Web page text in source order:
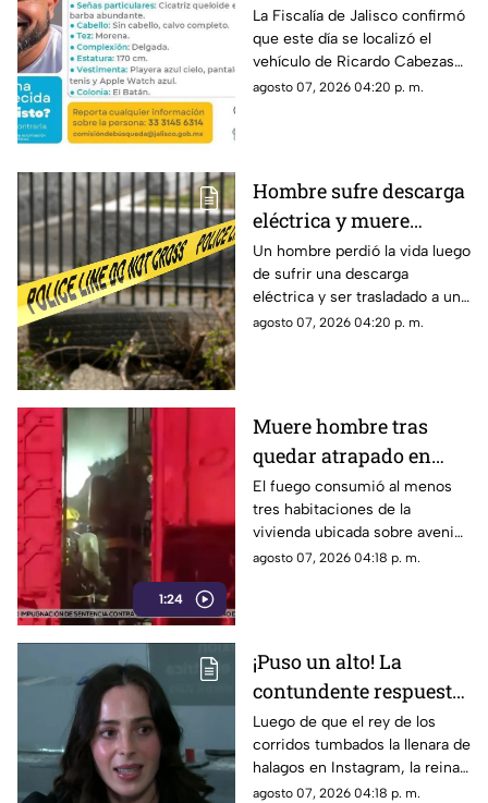
del vehículo en el que
viaja Ricardo Cabezas
Talavera cuando
desapareció
La Fiscalía de Jalisco confirmó
que este día se localizó el
vehículo de Ricardo Cabezas
Talavera, inmobiliario
agosto 07, 2026 04:20 p. m.
Hombre sufre descarga
eléctrica y muere
cuando buscaba ayuda
en una farmacia
Un hombre perdió la vida luego
de sufrir una descarga
eléctrica y ser trasladado a una
farmacia de la colonia
agosto 07, 2026 04:20 p. m.
1:24
Muere hombre tras
quedar atrapado en
incendio dentro de su
casa en la colonia
Oblatos
El fuego consumió al menos
tres habitaciones de la
vivienda ubicada sobre avenida
República; la víctima fue
agosto 07, 2026 04:18 p. m.
¡Puso un alto! La
contundente respuesta
de Fátima Bosch a los
coqueteos de Natanael
Cano
Luego de que el rey de los
corridos tumbados la llenara de
halagos en Instagram, la reina
de belleza rompe el silencio y
agosto 07, 2026 04:18 p. m.